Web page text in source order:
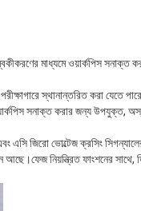
মাধ্যমে ওয়ার্কপিস সনাক্ত
স্থানান্তরিত করা যেতে
সনাক্ত করার জন্য উপযুক্ত,
জিরো ভোল্টেজ ক্রসিং সিগন্যালের
আছে।ফেজ নিয়ন্ত্রিত ফাংশনের